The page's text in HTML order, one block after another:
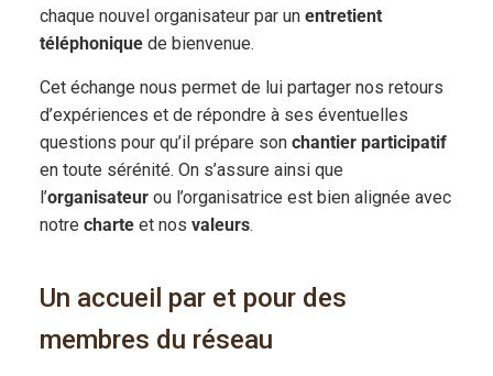
chaque nouvel organisateur par un entretient
téléphoniquede bienvenue.
Cet échange nous permet de lui partager nos retours
d’expériences et de répondre à ses éventuelles
questions pour qu’il prépare son chantier participatif
en toute sérénité. On s’assure ainsi que
l’organisateurou l’organisatrice est bien alignée avec
notre charteet nos valeurs.
Un accueil par et pour des
membres du réseau